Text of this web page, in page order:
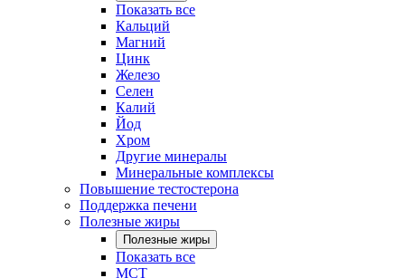
Показать все
Кальций
Магний
Цинк
Железо
Селен
Калий
Йод
Хром
Другие минералы
Минеральные комплексы
Повышение тестостерона
Поддержка печени
Полезные жиры
Полезные жиры
Показать все
MCT